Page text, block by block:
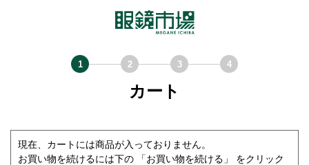
カート
現在、カートには商品が入っておりません。
お買い物を続けるには下の 「お買い物を続ける」 をクリック